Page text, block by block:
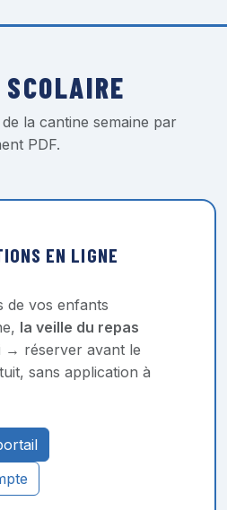
la cantine semaine par
PDF.
EN LIGNE
de vos enfants
la veille du repas
→ réserver avant le
sans application à